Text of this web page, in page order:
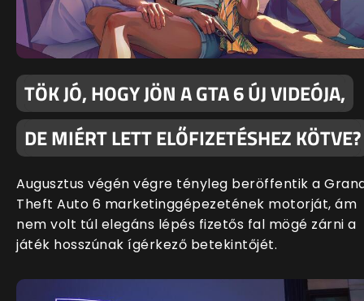
TÖK JÓ, HOGY JÖN A GTA 6 ÚJ VIDEÓJA,
DE MIÉRT LETT ELŐFIZETÉSHEZ KÖTVE?
Augusztus végén végre tényleg beröffentik a
Theft Auto 6 marketinggépezetének motorját, ám
nem volt túl elegáns lépés fizetős fal mögé zárni a
játék hosszúnak ígérkező betekintőjét.